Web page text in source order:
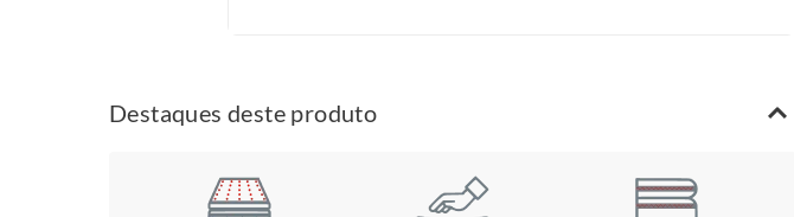
Destaques deste produto